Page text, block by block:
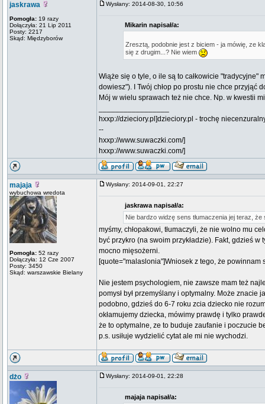
jaskrawa
Pomogła: 19 razy
Dołączyła: 21 Lip 2011
Posty: 2217
Skąd: Międzyborów
Wysłany: 2014-08-30, 10:56
Mikarin napisał/a:
Zresztą, podobnie jest z biciem - ja mówię, ze
się z drugim...? Nie wiem
Wiąże się o tyle, o ile są to całkowicie "tradycyjne"
dowiesz"). I Twój chłop po prostu nie chce przyjąć
Mój w wielu sprawach też nie chce. Np. w kwestii
hxxp://dzieciory.pl]dzieciory.pl - trochę
--
hxxp://www.suwaczki.com/]
hxxp://www.suwaczki.com/]
majaja
wybuchowa wredota
Pomogła: 52 razy
Dołączyła: 12 Cze 2007
Posty: 3450
Skąd: warszawskie Bielany
Wysłany: 2014-09-01, 22:27
jaskrawa napisał/a:
Nie bardzo widzę sens tłumaczenia jej teraz,
myśmy, chłopakowi, tłumaczyli, że nie wolno mu
być przykro (na swoim przykładzie). Fakt, gdzieś
mocno mięsożerni.
[quote="malaslonia"]Wniosek z tego, że
Nie jestem psychologiem, nie zawsze mam też
pomysł był przemyślany i optymalny. Może
podobno, gdzieś do 6-7 roku zcia dziecko nie
okłamujemy dziecka, mówimy prawdę i tylko
że to optymalne, ze to buduje zaufanie i poczucie
p.s. usiłuje wydzielić cytat ale mi nie wychodzi.
dżo Wysłany: 2014-09-01, 22:28
majaja napisał/a: